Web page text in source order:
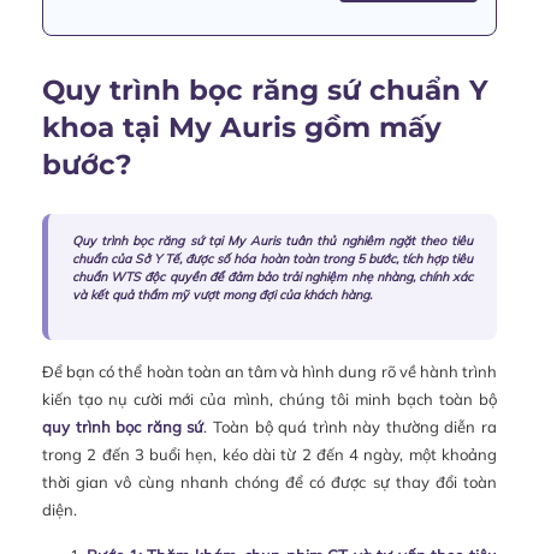
Quy trình bọc răng sứ chuẩn Y
khoa tại My Auris gồm mấy
bước?
Quy trình bọc răng sứ tại My Auris tuân thủ nghiêm ngặt theo tiêu
chuẩn của Sở Y Tế, được số hóa hoàn toàn trong 5 bước, tích hợp tiêu
chuẩn WTS độc quyền để đảm bảo trải nghiệm nhẹ nhàng, chính xác
và kết quả thẩm mỹ vượt mong đợi của khách hàng.
Để bạn có thể hoàn toàn an tâm và hình dung rõ về hành trình
kiến tạo nụ cười mới của mình, chúng tôi minh bạch toàn bộ
quy trình bọc răng sứ. Toàn bộ quá trình này thường diễn ra
trong 2 đến 3 buổi hẹn, kéo dài từ 2 đến 4 ngày, một khoảng
thời gian vô cùng nhanh chóng để có được sự thay đổi toàn
diện.